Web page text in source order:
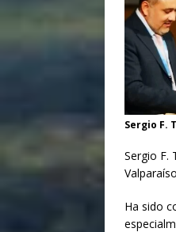
Sergio F.
Sergio F.
Ha sido